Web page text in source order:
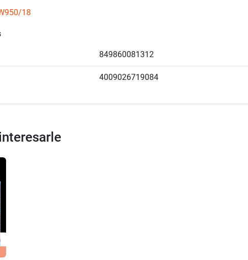
18
849860081312
4009026719084